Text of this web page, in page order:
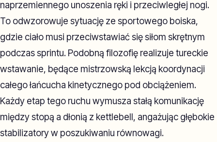
naprzemiennego unoszenia ręki i przeciwległej nogi.
To odwzorowuje sytuację ze sportowego boiska,
gdzie ciało musi przeciwstawiać się siłom skrętnym
podczas sprintu. Podobną filozofię realizuje tureckie
wstawanie, będące mistrzowską lekcją koordynacji
całego łańcucha kinetycznego pod obciążeniem.
Każdy etap tego ruchu wymusza stałą komunikację
między stopą a dłonią z kettlebell, angażując głębokie
stabilizatory w poszukiwaniu równowagi.